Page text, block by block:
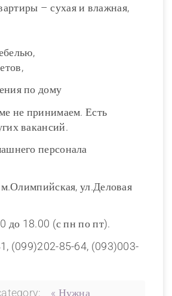
– сухая и влажная,
по дому
не принимаем. Есть
вакансий.
персонала
ул.Деловая
до 18.00 (с пн по пт).
(099)202-85-64, (093)003-
« Нужна